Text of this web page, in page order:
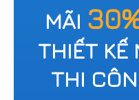
MÃI
THIẾT KẾ
THI